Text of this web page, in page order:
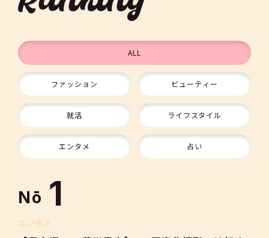
ALL
ファッション ビューティー
就活 ライフスタイル
エンタメ 占い
Nō
9
10
1
エンタメ